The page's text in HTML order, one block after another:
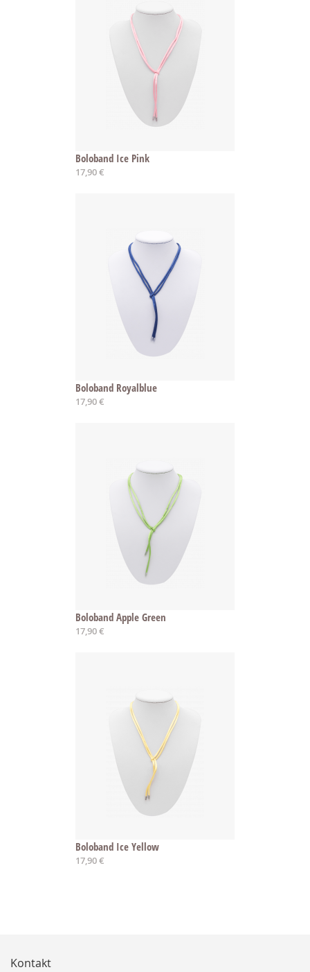
Boloband Ice Pink
17,90 €
Boloband Royalblue
17,90 €
Boloband Apple Green
17,90 €
Boloband Ice Yellow
17,90 €
Kontakt